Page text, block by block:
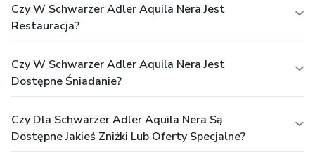
Czy W Schwarzer Adler Aquila Nera Jest
Restauracja?
Czy W Schwarzer Adler Aquila Nera Jest
Dostępne Śniadanie?
Czy Dla Schwarzer Adler Aquila Nera Są
Dostępne Jakieś Zniżki Lub Oferty Specjalne?